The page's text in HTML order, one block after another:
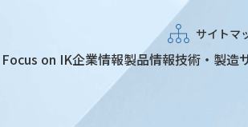
サイトマ
Focus on IK企業情報製品情報技術・製造